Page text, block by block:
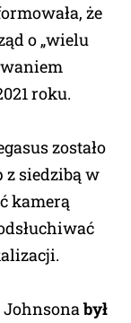
że
o „wielu
roku.
zostało
z siedzibą w
kamerą
Johnsonabył